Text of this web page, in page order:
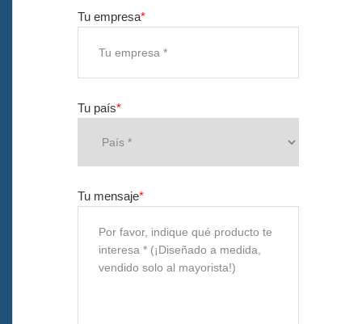
Pantalla de resina en forma de
Enfriador de hielo rodante Caja
Vitrina Una botella de licor
Preguntas frecuentes
Tu empresa*
Tu país*
Tu mensaje*